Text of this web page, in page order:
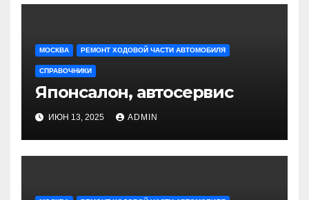
МОСКВА РЕМОНТ ХОДОВОЙ ЧАСТИ АВТОМОБИЛЯ
СПРАВОЧНИКИ
Японсалон, автосервис
ИЮН 13, 2025 ADMIN